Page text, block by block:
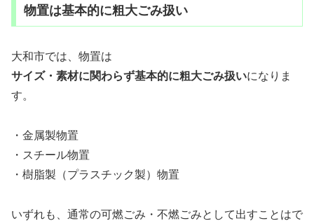
物置は基本的に粗大ごみ扱い
大和市では、物置は
サイズ・素材に関わらず基本的に粗大ごみ扱いになりま
す。
・金属製物置
・スチール物置
・樹脂製（プラスチック製）物置
いずれも、通常の可燃ごみ・不燃ごみとして出すことはで